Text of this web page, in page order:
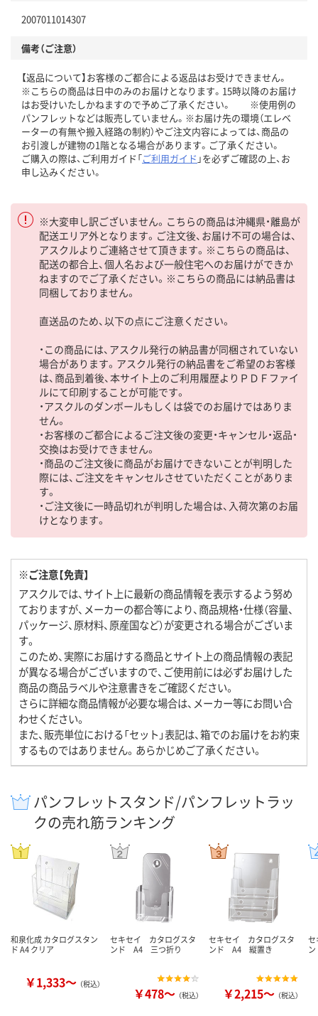
2007011014307
備考（ご注意）
【返品について】お客様のご都合による返品はお受けできません。
※こちらの商品は日中のみのお届けとなります。15時以降のお届け
はお受けいたしかねますので予めご了承ください。 ※使用例の
パンフレットなどは販売していません。※お届け先の環境（エレベ
ーターの有無や搬入経路の制約）やご注文内容によっては、商品の
お引渡しが建物の1階となる場合があります。ご了承ください。
ご購入の際は、ご利用ガイド「ご利用ガイド 」を必ずご確認の上、お
申し込みください。
※大変申し訳ございません。こちらの商品は沖縄県・離島が
配送エリア外となります。ご注文後、お届け不可の場合は、
アスクルよりご連絡させて頂きます。※こちらの商品は、
配送の都合上、個人名および一般住宅へのお届けができか
ねますのでご了承ください。※こちらの商品には納品書は
同梱しておりません。
直送品のため、以下の点にご注意ください。
・この商品には、アスクル発行の納品書が同梱されていない
場合があります。アスクル発行の納品書をご希望のお客様
は、商品到着後、本サイト上のご利用履歴よりＰＤＦファイ
ルにて印刷することが可能です。
・アスクルのダンボールもしくは袋でのお届けではありま
せん。
・お客様のご都合によるご注文後の変更・キャンセル・返品・
交換はお受けできません。
・商品のご注文後に商品がお届けできないことが判明した
際には、ご注文をキャンセルさせていただくことがありま
す。
・ご注文後に一時品切れが判明した場合は、入荷次第のお届
けとなります。
※ご注意【免責】
アスクルでは、サイト上に最新の商品情報を表示するよう努め
ておりますが、メーカーの都合等により、商品規格・仕様（容量、
パッケージ、原材料、原産国など）が変更される場合がございま
す。
このため、実際にお届けする商品とサイト上の商品情報の表記
が異なる場合がございますので、ご使用前には必ずお届けした
商品の商品ラベルや注意書きをご確認ください。
さらに詳細な商品情報が必要な場合は、メーカー等にお問い合
わせください。
また、販売単位における「セット」表記は、箱でのお届けをお約束
するものではありません。あらかじめご了承ください。
パンフレットスタンド/パンフレットラッ
クの売れ筋ランキング
和泉化成 カタログスタン
ド A4 クリア
￥1,333～ （税込）
セキセイ カタログスタ
ンド A4 三つ折り
￥478～ （税込）
セキセイ カタログスタ
ンド A4 縦置き
￥2,215～ （税込）